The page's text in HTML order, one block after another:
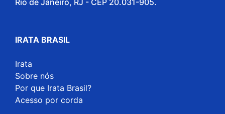
Rio de Janeiro, RJ - CEP 20.031-905.
IRATA BRASIL
Irata
Sobre nós
Por que Irata Brasil?
Acesso por corda